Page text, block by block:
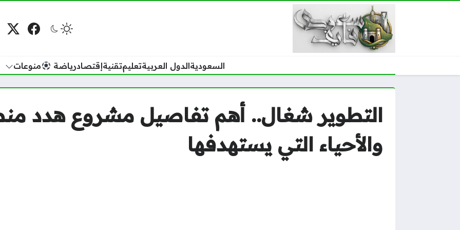
فيسبوك
السعوديةالدول العربيةتعليمتقنيةإقتصادرياضة منوعات
والأحياء التي يستهدفها